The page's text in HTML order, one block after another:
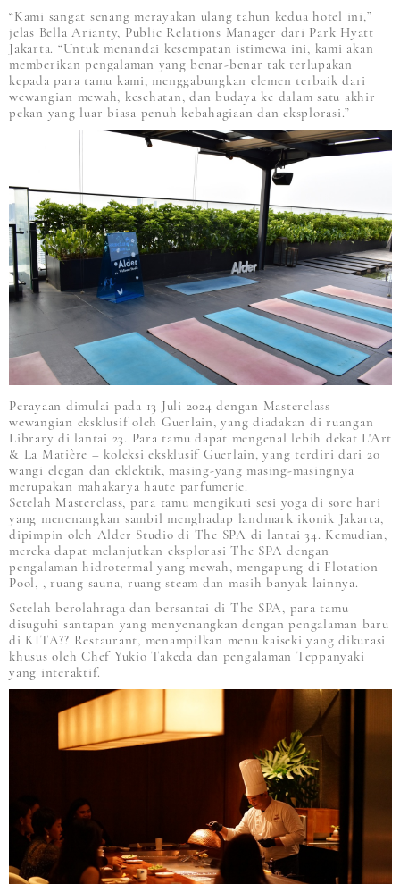
“Kami sangat senang merayakan ulang tahun kedua hotel ini,”
jelas Bella Arianty, Public Relations Manager dari Park Hyatt
Jakarta. “Untuk menandai kesempatan istimewa ini, kami akan
memberikan pengalaman yang benar-benar tak terlupakan
kepada para tamu kami, menggabungkan elemen terbaik dari
wewangian mewah, kesehatan, dan budaya ke dalam satu akhir
pekan yang luar biasa penuh kebahagiaan dan eksplorasi.”
Perayaan dimulai pada 13 Juli 2024 dengan Masterclass
wewangian eksklusif oleh Guerlain, yang diadakan di ruangan
Library di lantai 23. Para tamu dapat mengenal lebih dekat L'Art
& La Matière – koleksi eksklusif Guerlain, yang terdiri dari 20
wangi elegan dan eklektik, masing-yang masing-masingnya
merupakan mahakarya haute parfumerie.
Setelah Masterclass, para tamu mengikuti sesi yoga di sore hari
yang menenangkan sambil menghadap landmark ikonik Jakarta,
dipimpin oleh Alder Studio di The SPA di lantai 34. Kemudian,
mereka dapat melanjutkan eksplorasi The SPA dengan
pengalaman hidrotermal yang mewah, mengapung di Flotation
Pool, , ruang sauna, ruang steam dan masih banyak lainnya.
Setelah berolahraga dan bersantai di The SPA, para tamu
disuguhi santapan yang menyenangkan dengan pengalaman baru
di KITA?? Restaurant, menampilkan menu kaiseki yang dikurasi
khusus oleh Chef Yukio Takeda dan pengalaman Teppanyaki
yang interaktif.